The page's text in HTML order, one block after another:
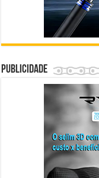
Publicidade